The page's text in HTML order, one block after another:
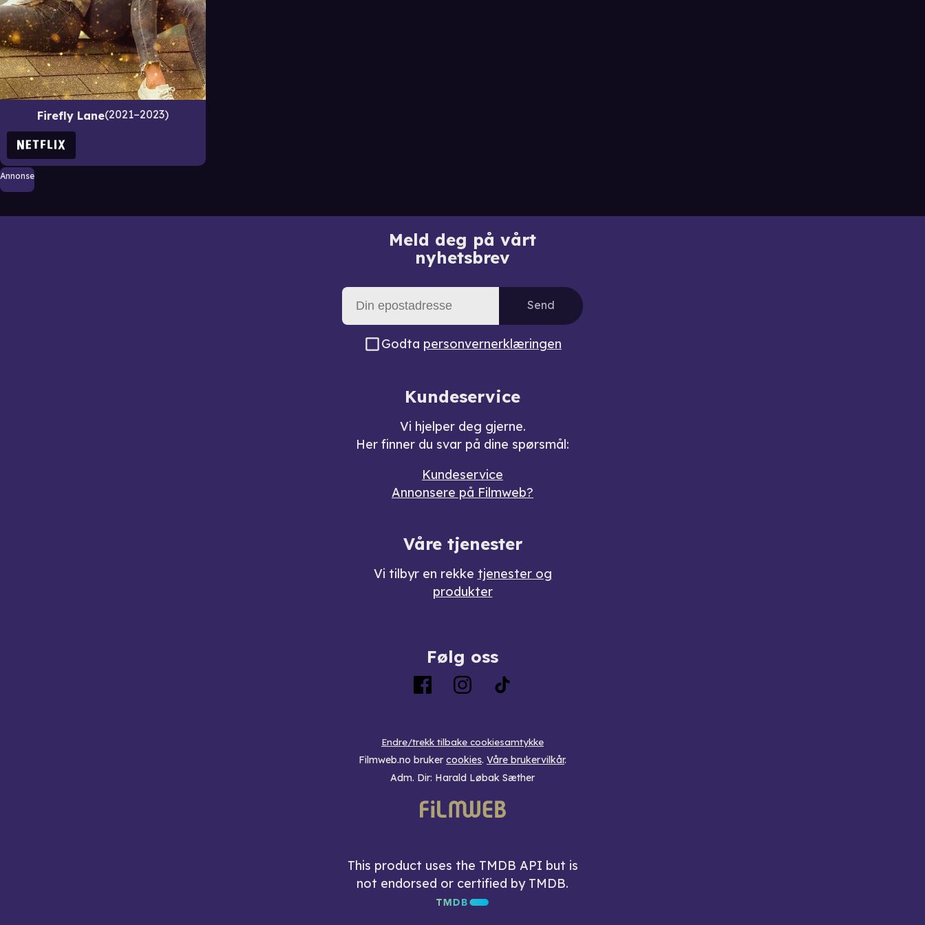
Firefly Lane 2021–2023
Annonse
Meld deg på vårt
nyhetsbrev
Send
Godta personvernerklæringen
Kundeservice
Vi hjelper deg gjerne.
Her finner du svar på dine spørsmål:
Kundeservice
Annonsere på Filmweb?
Våre tjenester
Vi tilbyr en rekke tjenester og
produkter
Følg oss
Endre/trekk tilbake cookiesamtykke
Filmweb.no bruker cookies. Våre brukervilkår.
Adm. Dir: Harald Løbak Sæther
This product uses the TMDB API but is
not endorsed or certified by TMDB.